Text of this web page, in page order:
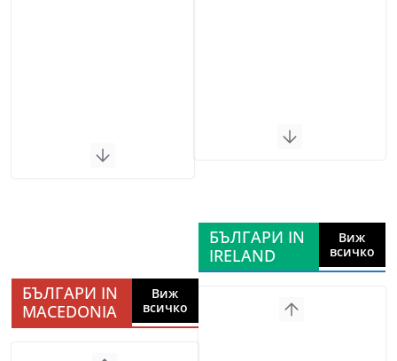
БЪЛГАРИ IN
MACEDONIA
Виж
всичко
БЪЛГАРИ IN
IRELAND
Виж
всичко